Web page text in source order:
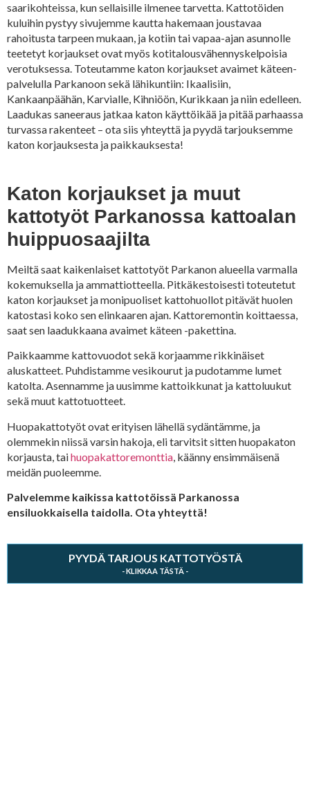
saarikohteissa, kun sellaisille ilmenee tarvetta. Kattotöiden
kuluihin pystyy sivujemme kautta hakemaan joustavaa
rahoitusta tarpeen mukaan, ja kotiin tai vapaa-ajan asunnolle
teetetyt korjaukset ovat myös kotitalousvähennyskelpoisia
verotuksessa. Toteutamme katon korjaukset avaimet käteen-
palvelulla Parkanoon sekä lähikuntiin: Ikaalisiin,
Kankaanpäähän, Karvialle, Kihniöön, Kurikkaan ja niin edelleen.
Laadukas saneeraus jatkaa katon käyttöikää ja pitää parhaassa
turvassa rakenteet – ota siis yhteyttä ja pyydä tarjouksemme
katon korjauksesta ja paikkauksesta!
Katon korjaukset ja muut
kattotyöt Parkanossa kattoalan
huippuosaajilta
Meiltä saat kaikenlaiset kattotyöt Parkanon alueella varmalla
kokemuksella ja ammattiotteella. Pitkäkestoisesti toteutetut
katon korjaukset ja monipuoliset kattohuollot pitävät huolen
katostasi koko sen elinkaaren ajan. Kattoremontin koittaessa,
saat sen laadukkaana avaimet käteen -pakettina.
Paikkaamme kattovuodot sekä korjaamme rikkinäiset
aluskatteet. Puhdistamme vesikourut ja pudotamme lumet
katolta. Asennamme ja uusimme kattoikkunat ja kattoluukut
sekä muut kattotuotteet.
Huopakattotyöt ovat erityisen lähellä sydäntämme, ja
olemmekin niissä varsin hakoja, eli tarvitsit sitten huopakaton
korjausta, taihuopakattoremonttia , käänny ensimmäisenä
meidän puoleemme.
Palvelemme kaikissa kattotöissä Parkanossa
ensiluokkaisella taidolla. Ota yhteyttä!
PYYDÄ TARJOUS KATTOTYÖSTÄ